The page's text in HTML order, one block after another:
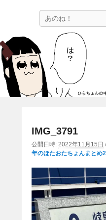
ひらちょんの
ほたがページ上部にある検
IMG_3791
公開日時: 2022年11月15日
年のほたおたちょんまとめ